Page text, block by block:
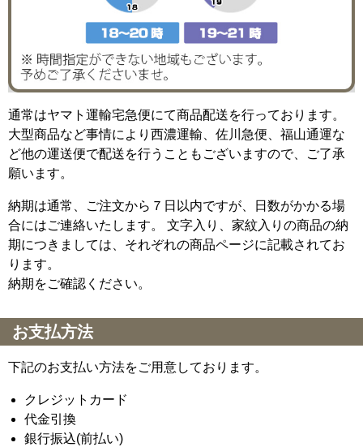
通常はヤマト運輸宅急便にて商品配送を行っております。
大型商品など事情により西濃運輸、佐川急便、福山通運な
ど他の運送便で配送を行うこともございますので、ご了承
願います。
納期は通常、ご注文から７日以内ですが、日数がかかる場
合にはご連絡いたします。 文字入り、家紋入りの商品の納
期につきましては、それぞれの商品ページに記載されてお
ります。
納期をご確認ください。
お支払方法
下記のお支払い方法をご用意しております。
クレジットカード
代金引換
銀行振込(前払い)